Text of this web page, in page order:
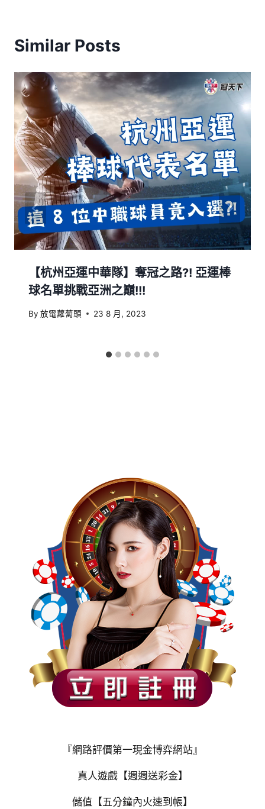
Similar Posts
【杭州亞運中華隊】奪冠之路?! 亞運棒
球名單挑戰亞洲之巔!!!
By 放電蘿蔔頭 23 8 月, 2023
『網路評價第一現金博弈網站』
真人遊戲【週週送彩金】
儲值【五分鐘內火速到帳】